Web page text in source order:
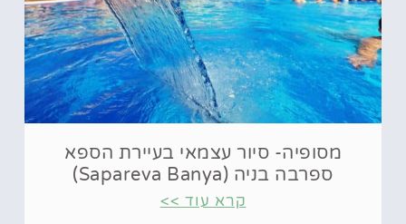
מסופיה- סיור עצמאי בעיירת הספא
ספרבה בניה (Sapareva Banya)
קרא עוד >>